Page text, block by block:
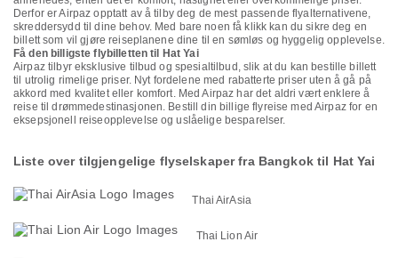
Derfor er Airpaz opptatt av å tilby deg de mest passende flyalternativene,
skreddersydd til dine behov. Med bare noen få klikk kan du sikre deg en
billett som vil gjøre reiseplanene dine til en sømløs og hyggelig opplevelse.
Få den billigste flybilletten til Hat Yai
Airpaz tilbyr eksklusive tilbud og spesialtilbud, slik at du kan bestille billett
til utrolig rimelige priser. Nyt fordelene med rabatterte priser uten å gå på
akkord med kvalitet eller komfort. Med Airpaz har det aldri vært enklere å
reise til drømmedestinasjonen. Bestill din billige flyreise med Airpaz for en
eksepsjonell reiseopplevelse og uslåelige besparelser.
Liste over tilgjengelige flyselskaper fra Bangkok til Hat Yai
Thai AirAsia
Thai Lion Air